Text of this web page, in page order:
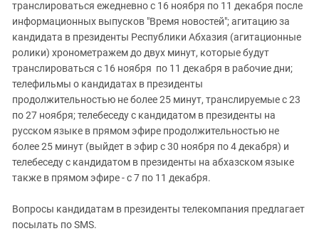
транслироваться ежедневно с 16 ноября по 11 декабря после
информационных выпусков "Время новостей"; агитацию за
кандидата в президенты Республики Абхазия (агитационные
ролики) хронометражем до двух минут, которые будут
транслироваться с 16 ноября по 11 декабря в рабочие дни;
телефильмы о кандидатах в президенты
продолжительностью не более 25 минут, транслируемые с 23
по 27 ноября; телебеседу с кандидатом в президенты на
русском языке в прямом эфире продолжительностью не
более 25 минут (выйдет в эфир с 30 ноября по 4 декабря) и
телебеседу с кандидатом в президенты на абхазском языке
также в прямом эфире - с 7 по 11 декабря.
Вопросы кандидатам в президенты телекомпания предлагает
посылать по SМS.